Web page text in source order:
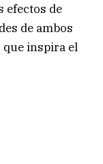
efectos de
de ambos
inspira el